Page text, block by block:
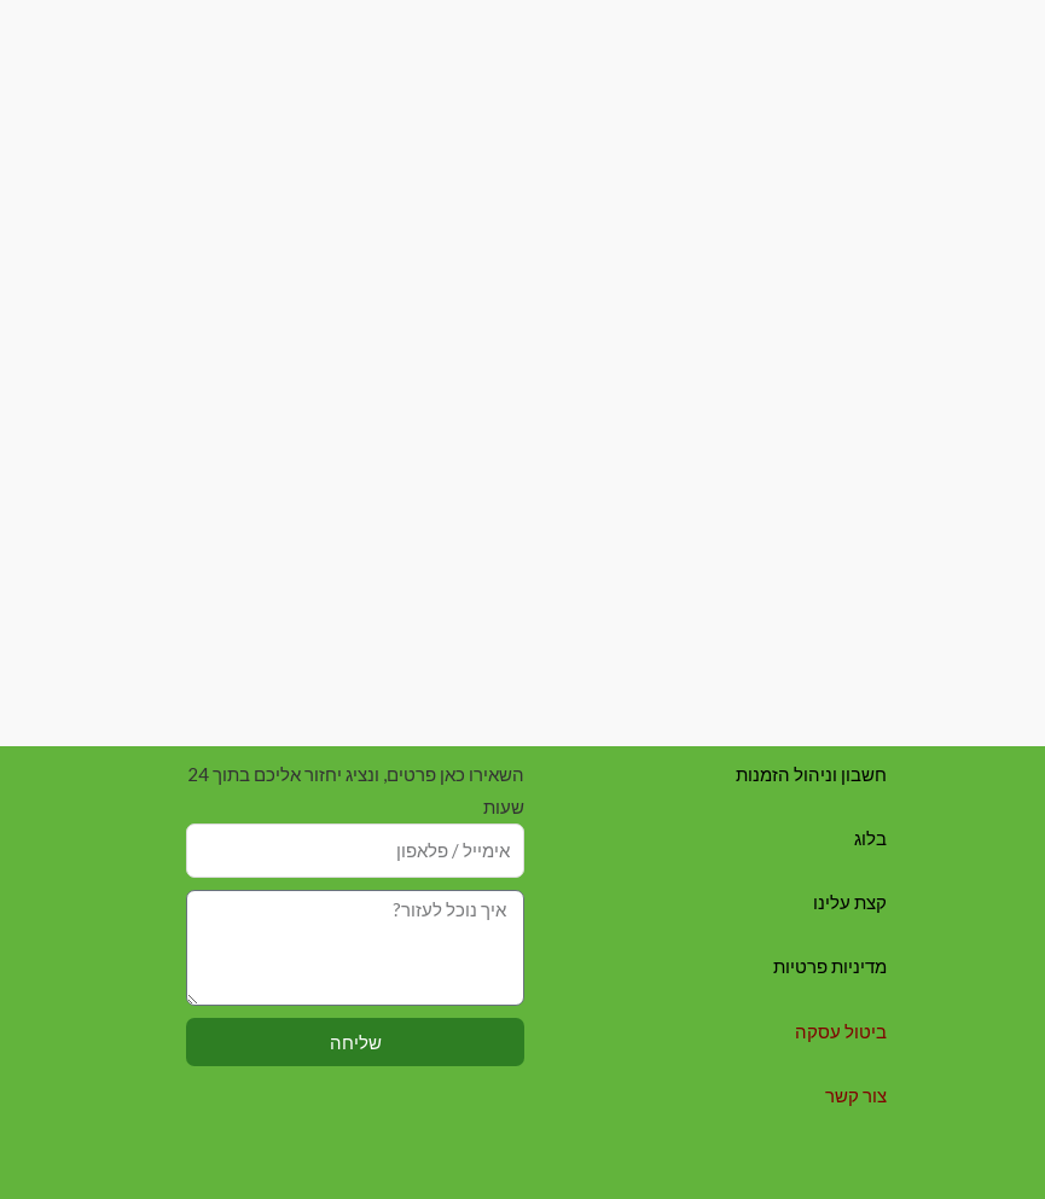
חשבון וניהול הזמנות
בלוג
קצת עלינו
מדיניות פרטיות
ביטול עסקה
צור קשר
השאירו כאן פרטים, ונציג יחזור אליכם בתוך 24
שעות
שליחה